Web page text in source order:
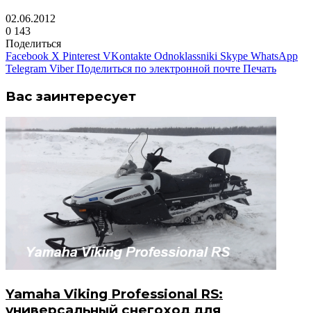
02.06.2012
0 143
Поделиться
Facebook X Pinterest VKontakte Odnoklassniki Skype WhatsApp
Telegram Viber Поделиться по электронной почте Печать
Вас заинтересует
Yamaha Viking Professional RS: